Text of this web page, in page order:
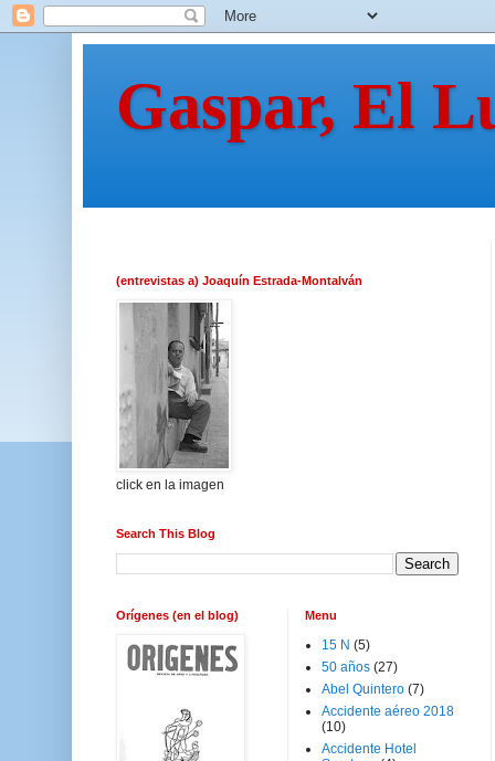
Gaspar, El
(entrevistas a) Joaquín Estrada-Montalván
click en la imagen
Search This Blog
Orígenes (en el blog) Menu
15 N (5)
50 años (27)
Abel Quintero (7)
Accidente aéreo 2018
(10)
Accidente Hotel